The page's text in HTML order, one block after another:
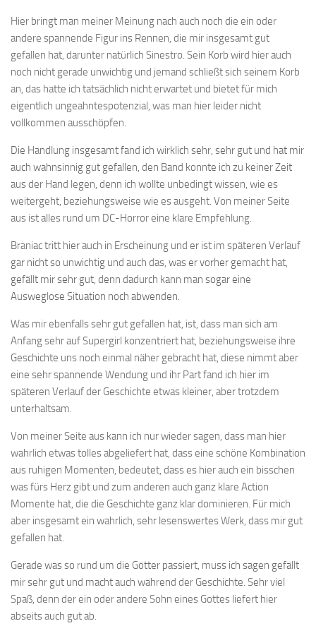
Hier bringt man meiner Meinung nach auch noch die ein oder
andere spannende Figur ins Rennen, die mir insgesamt gut
gefallen hat, darunter natürlich Sinestro. Sein Korb wird hier auch
noch nicht gerade unwichtig und jemand schließt sich seinem Korb
an, das hatte ich tatsächlich nicht erwartet und bietet für mich
eigentlich ungeahntespotenzial, was man hier leider nicht
vollkommen ausschöpfen.
Die Handlung insgesamt fand ich wirklich sehr, sehr gut und hat mir
auch wahnsinnig gut gefallen, den Band konnte ich zu keiner Zeit
aus der Hand legen, denn ich wollte unbedingt wissen, wie es
weitergeht, beziehungsweise wie es ausgeht. Von meiner Seite
aus ist alles rund um DC-Horror eine klare Empfehlung.
Braniac tritt hier auch in Erscheinung und er ist im späteren Verlauf
gar nicht so unwichtig und auch das, was er vorher gemacht hat,
gefällt mir sehr gut, denn dadurch kann man sogar eine
Ausweglose Situation noch abwenden.
Was mir ebenfalls sehr gut gefallen hat, ist, dass man sich am
Anfang sehr auf Supergirl konzentriert hat, beziehungsweise ihre
Geschichte uns noch einmal näher gebracht hat, diese nimmt aber
eine sehr spannende Wendung und ihr Part fand ich hier im
späteren Verlauf der Geschichte etwas kleiner, aber trotzdem
unterhaltsam.
Von meiner Seite aus kann ich nur wieder sagen, dass man hier
wahrlich etwas tolles abgeliefert hat, dass eine schöne Kombination
aus ruhigen Momenten, bedeutet, dass es hier auch ein bisschen
was fürs Herz gibt und zum anderen auch ganz klare Action
Momente hat, die die Geschichte ganz klar dominieren. Für mich
aber insgesamt ein wahrlich, sehr lesenswertes Werk, dass mir gut
gefallen hat.
Gerade was so rund um die Götter passiert, muss ich sagen gefällt
mir sehr gut und macht auch während der Geschichte. Sehr viel
Spaß, denn der ein oder andere Sohn eines Gottes liefert hier
abseits auch gut ab.